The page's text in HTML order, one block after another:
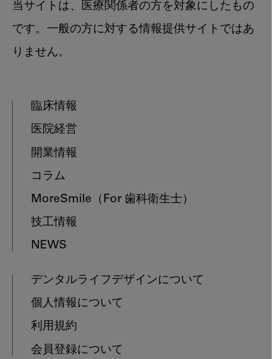
当サイトは、医療関係者の方を対象にしたもの
です。一般の方に対する情報提供サイトではあ
りません。
臨床情報
医院経営
開業情報
コラム
MoreSmile （For 歯科衛生士）
技工情報
NEWS
デンタルライフデザインについて
個人情報について
利用規約
会員登録について